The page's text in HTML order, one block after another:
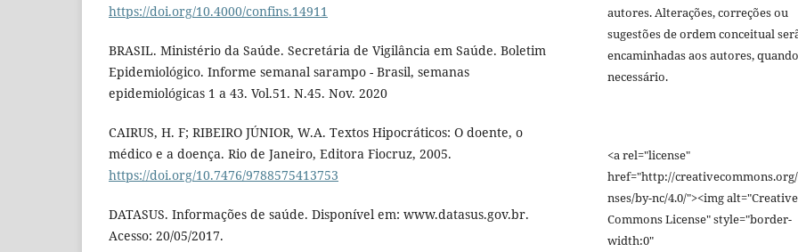
https://doi.org/10.4000/confins.14911
BRASIL. Ministério da Saúde. Secretária de Vigilância em Saúde. Boletim
Epidemiológico. Informe semanal sarampo - Brasil, semanas
epidemiológicas 1 a 43. Vol.51. N.45. Nov. 2020
CAIRUS, H. F; RIBEIRO JÚNIOR, W.A. Textos Hipocráticos: O doente, o
médico e a doença. Rio de Janeiro, Editora Fiocruz, 2005.
https://doi.org/10.7476/9788575413753
DATASUS. Informações de saúde. Disponível em: www.datasus.gov.br.
Acesso: 20/05/2017.
autores. Alterações, correções ou
sugestões de ordem conceitual
encaminhadas aos autores, quando
necessário.
<a rel="license"
href="http://
nses/by-nc/4.0/"><img alt="Creative
Commons License" style="border-
width:0"